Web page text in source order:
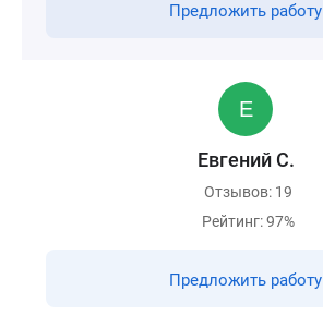
Предложить работу
Евгений С.
Отзывов: 19
Рейтинг: 97%
Предложить работу